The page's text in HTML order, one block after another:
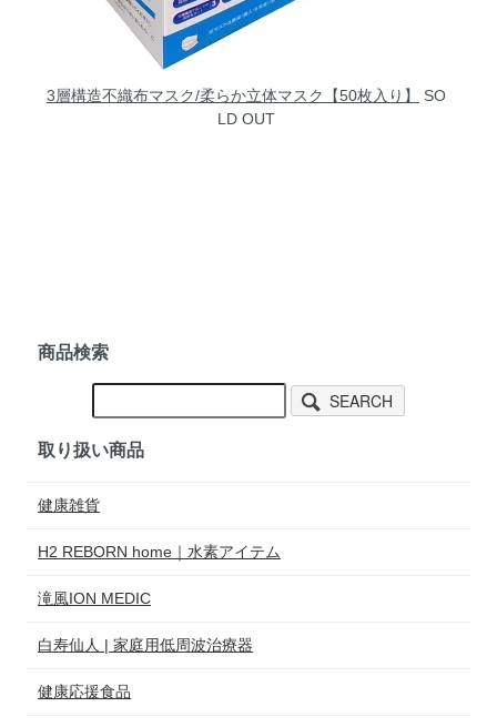
3層構造不織布マスク/柔らか立体マスク【50枚入り】
SO
LD OUT
商品検索
SEARCH
取り扱い商品
健康雑貨
H2 REBORN home｜水素アイテム
滝風ION MEDIC
白寿仙人 | 家庭用低周波治療器
健康応援食品